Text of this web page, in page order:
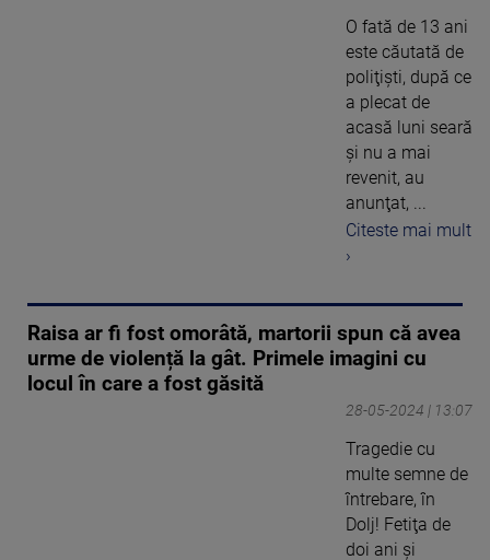
O fată de 13 ani
este căutată de
poliţişti, după ce
a plecat de
acasă luni seară
şi nu a mai
revenit, au
anunţat, ...
Citeste mai mult
›
Raisa ar fi fost omorâtă, martorii spun că avea
urme de violență la gât. Primele imagini cu
locul în care a fost găsită
28-05-2024 | 13:07
Tragedie cu
multe semne de
întrebare, în
Dolj! Fetiţa de
doi ani şi